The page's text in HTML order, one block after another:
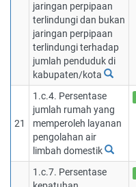
jaringan perpipaan
terlindungi dan bukan
jaringan perpipaan
terlindungi terhadap
jumlah penduduk di
kabupaten/kota
21
1.c.4. Persentase
jumlah rumah yang
memperoleh layanan
pengolahan air
limbah domestik
1.c.7. Persentase